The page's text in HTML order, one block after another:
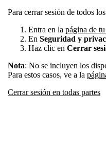
Para cerrar sesión de todos
Entra en la página de
En Seguridad y
Haz clic en Cerrar
Nota: No se incluyen los
Para estos casos, ve a la
Cerrar sesión en todas partes